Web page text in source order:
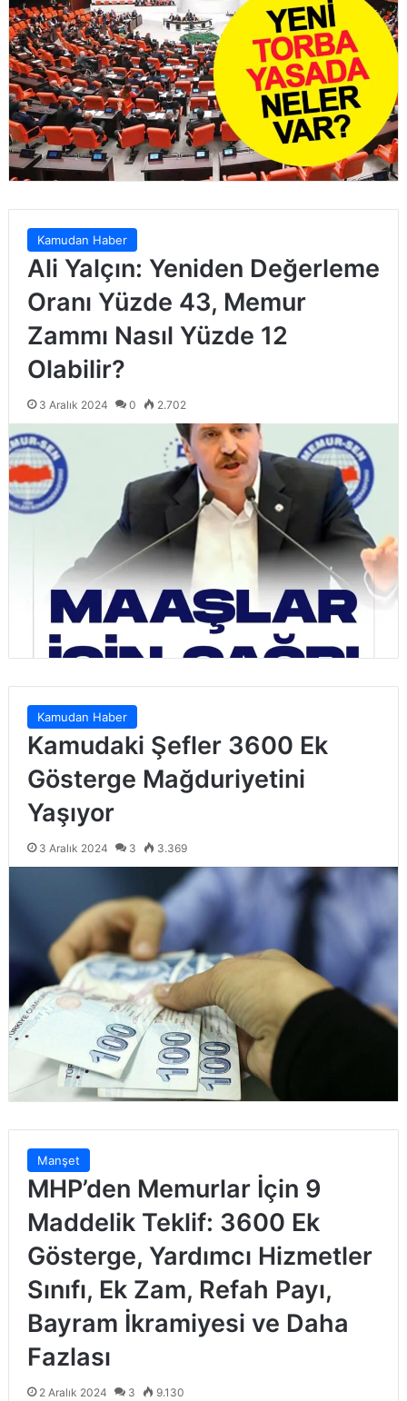
Kamudan Haber
Ali Yalçın: Yeniden Değerleme
Oranı Yüzde 43, Memur
Zammı Nasıl Yüzde 12
Olabilir?
3 Aralık 2024 0 2.702
Kamudan Haber
Kamudaki Şefler 3600 Ek
Gösterge Mağduriyetini
Yaşıyor
3 Aralık 2024 3 3.369
Manşet
MHP’den Memurlar İçin 9
Maddelik Teklif: 3600 Ek
Gösterge, Yardımcı Hizmetler
Sınıfı, Ek Zam, Refah Payı,
Bayram İkramiyesi ve Daha
Fazlası
2 Aralık 2024 3 9.130